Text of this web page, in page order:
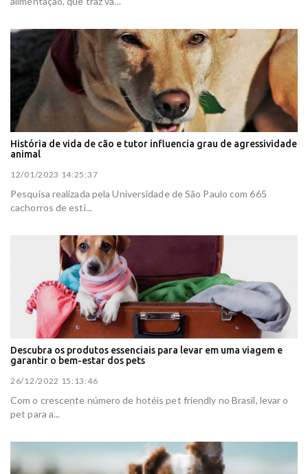
História de vida de cão e tutor influencia grau de agressividade
animal
12/01/2023 14:25:37
Pesquisa realizada pela Universidade de São Paulo com 665
cachorros de esti...
Descubra os produtos essenciais para levar em uma viagem e
garantir o bem-estar dos pets
26/12/2022 15:13:46
Com o crescente número de hotéis pet friendly no Brasil, levar o
pet para a...